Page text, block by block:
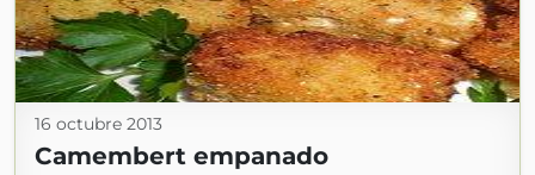
16 octubre 2013
Camembert empanado